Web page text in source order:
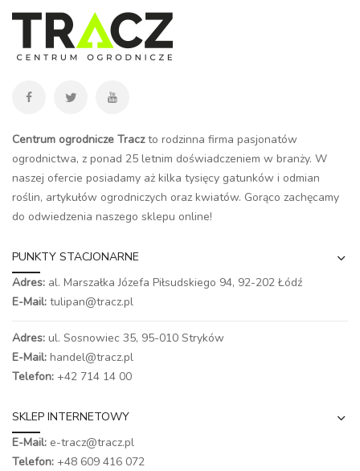
Centrum ogrodnicze Traczto rodzinna firma pasjonatów
ogrodnictwa, z ponad 25 letnim doświadczeniem w branży. W
naszej ofercie posiadamy aż kilka tysięcy gatunków i odmian
roślin, artykułów ogrodniczych oraz kwiatów. Gorąco zachęcamy
do odwiedzenia naszego sklepu online!
PUNKTY STACJONARNE
Adres: al. Marszałka Józefa Piłsudskiego 94, 92-202 Łódź
E-Mail: tulipan@tracz.pl
Adres: ul. Sosnowiec 35, 95-010 Stryków
E-Mail: handel@tracz.pl
Telefon: +42 714 14 00
SKLEP INTERNETOWY
E-Mail: e-tracz@tracz.pl
Telefon: +48 609 416 072